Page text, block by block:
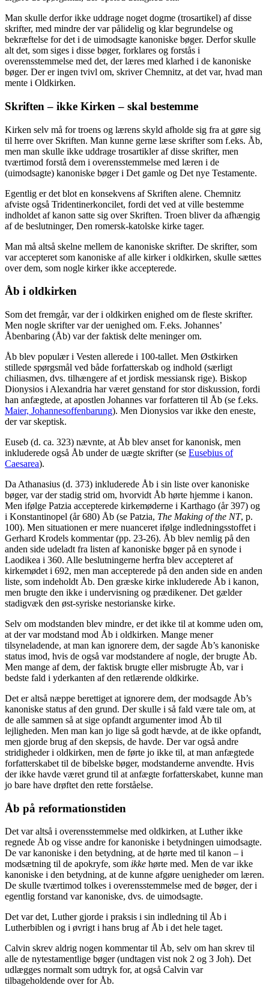
Man skulle derfor ikke uddrage noget dogme (trosartikel) af disse
skrifter, med mindre der var pålidelig og klar begrundelse og
bekræftelse for det i de uimodsagte kanoniske bøger. Derfor skulle
alt det, som siges i disse bøger, forklares og forstås i
overensstemmelse med det, der læres med klarhed i de kanoniske
bøger. Der er ingen tvivl om, skriver Chemnitz, at det var, hvad man
mente i Oldkirken.
Skriften – ikke Kirken – skal bestemme
Kirken selv må for troens og lærens skyld afholde sig fra at gøre sig
til herre over Skriften. Man kunne gerne læse skrifter som f.eks. Åb,
men man skulle ikke uddrage trosartikler af disse skrifter, men
tværtimod forstå dem i overensstemmelse med læren i de
(uimodsagte) kanoniske bøger i Det gamle og Det nye Testamente.
Egentlig er det blot en konsekvens af Skriften alene. Chemnitz
afviste også Tridentinerkoncilet, fordi det ved at ville bestemme
indholdet af kanon satte sig over Skriften. Troen bliver da afhængig
af de beslutninger, Den romersk-katolske kirke tager.
Man må altså skelne mellem de kanoniske skrifter. De skrifter, som
var accepteret som kanoniske af alle kirker i oldkirken, skulle sættes
over dem, som nogle kirker ikke accepterede.
Åb i oldkirken
Som det fremgår, var der i oldkirken enighed om de fleste skrifter.
Men nogle skrifter var der uenighed om. F.eks. Johannes’
Åbenbaring (Åb) var der faktisk delte meninger om.
Åb blev populær i Vesten allerede i 100-tallet. Men Østkirken
stillede spørgsmål ved både forfatterskab og indhold (særligt
chiliasmen, dvs. tilhængere af et jordisk messiansk rige). Biskop
Dionysios i Alexandria har været genstand for stor diskussion, fordi
han anfægtede, at apostlen Johannes var forfatteren til Åb (se f.eks.
Maier, Johannesoffenbarung). Men Dionysios var ikke den eneste,
der var skeptisk.
Euseb (d. ca. 323) nævnte, at Åb blev anset for kanonisk, men
inkluderede også Åb under de uægte skrifter (se Eusebius of
Caesarea).
Da Athanasius (d. 373) inkluderede Åb i sin liste over kanoniske
bøger, var der stadig strid om, hvorvidt Åb hørte hjemme i kanon.
Men ifølge Patzia accepterede kirkemøderne i Karthago (år 397) og
i Konstantinopel (år 680) Åb (se Patzia, The Making of the NT, p.
100). Men situationen er mere nuanceret ifølge indledningsstoffet i
Gerhard Krodels kommentar (pp. 23-26). Åb blev nemlig på den
anden side udeladt fra listen af kanoniske bøger på en synode i
Laodikea i 360. Alle beslutningerne herfra blev accepteret af
kirkemødet i 692, men man accepterede på den anden side en anden
liste, som indeholdt Åb. Den græske kirke inkluderede Åb i kanon,
men brugte den ikke i undervisning og prædikener. Det gælder
stadigvæk den øst-syriske nestorianske kirke.
Selv om modstanden blev mindre, er det ikke til at komme uden om,
at der var modstand mod Åb i oldkirken. Mange mener
tilsyneladende, at man kan ignorere dem, der sagde Åb’s kanoniske
status imod, hvis de også var modstandere af nogle, der brugte Åb.
Men mange af dem, der faktisk brugte eller misbrugte Åb, var i
bedste fald i yderkanten af den retlærende oldkirke.
Det er altså næppe berettiget at ignorere dem, der modsagde Åb’s
kanoniske status af den grund. Der skulle i så fald være tale om, at
de alle sammen så at sige opfandt argumenter imod Åb til
lejligheden. Men man kan jo lige så godt hævde, at de ikke opfandt,
men gjorde brug af den skepsis, de havde. Der var også andre
stridigheder i oldkirken, men de førte jo ikke til, at man anfægtede
forfatterskabet til de bibelske bøger, modstanderne anvendte. Hvis
der ikke havde været grund til at anfægte forfatterskabet, kunne man
jo bare have drøftet den rette forståelse.
Åb på reformationstiden
Det var altså i overensstemmelse med oldkirken, at Luther ikke
regnede Åb og visse andre for kanoniske i betydningen uimodsagte.
De var kanoniske i den betydning, at de hørte med til kanon – i
modsætning til de apokryfe, som ikke hørte med. Men de var ikke
kanoniske i den betydning, at de kunne afgøre uenigheder om læren.
De skulle tværtimod tolkes i overensstemmelse med de bøger, der i
egentlig forstand var kanoniske, dvs. de uimodsagte.
Det var det, Luther gjorde i praksis i sin indledning til Åb i
Lutherbiblen og i øvrigt i hans brug af Åb i det hele taget.
Calvin skrev aldrig nogen kommentar til Åb, selv om han skrev til
alle de nytestamentlige bøger (undtagen vist nok 2 og 3 Joh). Det
udlægges normalt som udtryk for, at også Calvin var
tilbageholdende over for Åb.